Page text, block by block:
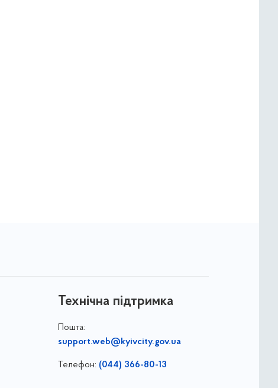
Технічна підтримка
Пошта:
support.web@kyivcity.gov.ua
Телефон: (044) 366-80-13